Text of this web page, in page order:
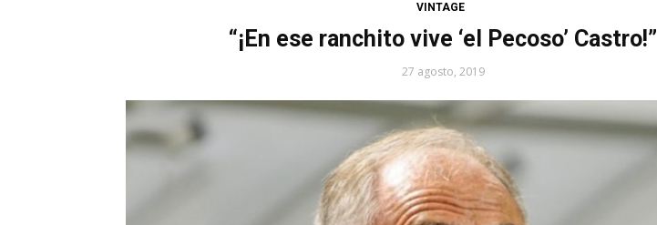
VINTAGE
“¡En ese ranchito vive ‘el Pecoso’ Castro!”
27 agosto, 2019